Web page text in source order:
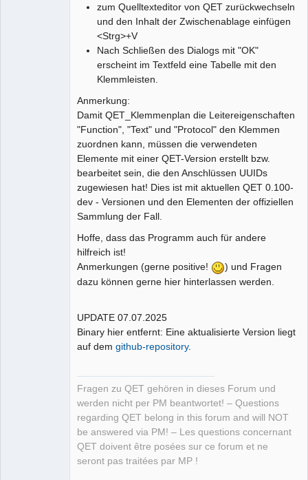
zum Quelltexteditor von QET zurückwechseln
und den Inhalt der Zwischenablage einfügen
<Strg>+V
Nach Schließen des Dialogs mit "OK"
erscheint im Textfeld eine Tabelle mit den
Klemmleisten.
Anmerkung:
Damit QET_Klemmenplan die Leitereigenschaften
"Function", "Text" und "Protocol" den Klemmen
zuordnen kann, müssen die verwendeten
Elemente mit einer QET-Version erstellt bzw.
bearbeitet sein, die den Anschlüssen UUIDs
zugewiesen hat! Dies ist mit aktuellen QET 0.100-
dev - Versionen und den Elementen der offiziellen
Sammlung der Fall.
Hoffe, dass das Programm auch für andere
hilfreich ist!
Anmerkungen (gerne positive!
) und Fragen
dazu können gerne hier hinterlassen werden.
UPDATE 07.07.2025
Binary hier entfernt: Eine aktualisierte Version liegt
auf dem github-repository.
Fragen zu QET gehören in dieses Forum und
werden nicht per PM beantwortet! – Questions
regarding QET belong in this forum and will NOT
be answered via PM! – Les questions concernant
QET doivent être posées sur ce forum et ne
seront pas traitées par MP !